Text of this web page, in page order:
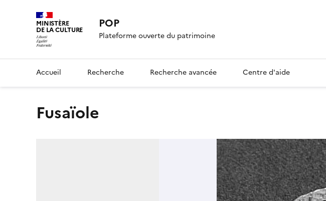
MINISTÈRE
DE LA CULTURE POP
Plateforme ouverte du patrimoine
Accueil Recherche Recherche avancée Centre d'aide
fusaïole